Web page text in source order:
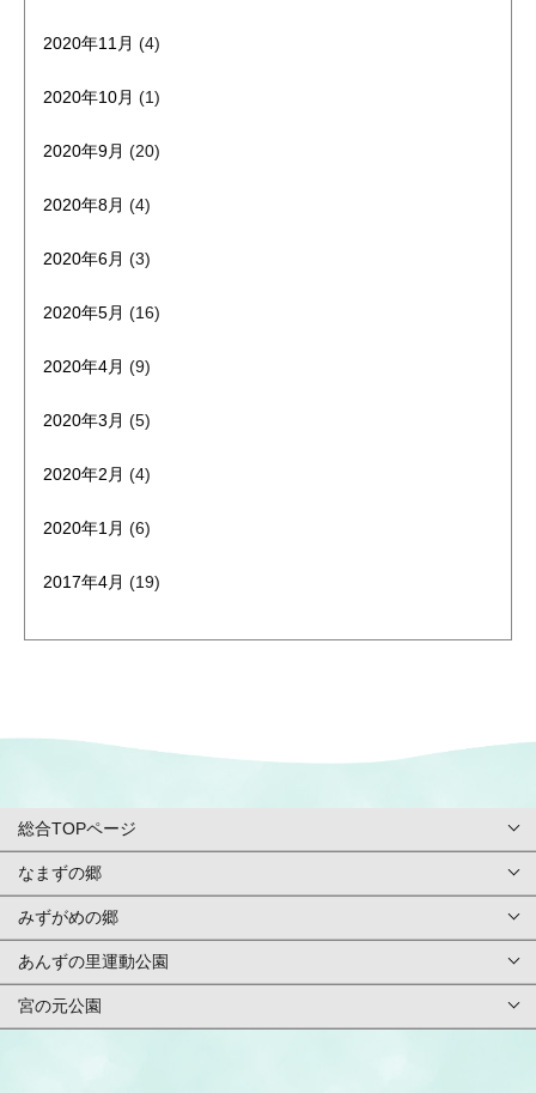
2020年11月 (4)
2020年10月 (1)
2020年9月 (20)
2020年8月 (4)
2020年6月 (3)
2020年5月 (16)
2020年4月 (9)
2020年3月 (5)
2020年2月 (4)
2020年1月 (6)
2017年4月 (19)
総合TOPページ
総合TOPページ
利用案内・申請
ご予約方法
なまずの郷
TOPページ
基本情報
みずがめの郷
TOPページ
基本情報
あんずの里運動公園
TOPページ
宮の元公園